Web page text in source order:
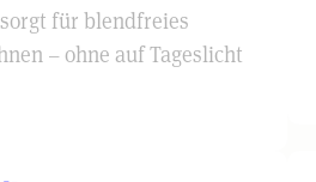
für blendfreies
– ohne auf Tageslicht